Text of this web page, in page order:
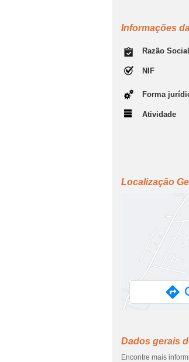
Informações
Razão Social
NIF
Forma
Atividade
Localização
Dados gerais
Encontre mais